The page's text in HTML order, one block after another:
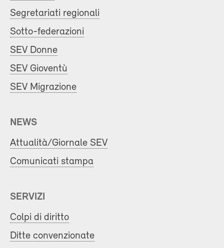
Segretariati regionali
Sotto-federazioni
SEV Donne
SEV Gioventù
SEV Migrazione
NEWS
Attualità/Giornale SEV
Comunicati stampa
SERVIZI
Colpi di diritto
Ditte convenzionate